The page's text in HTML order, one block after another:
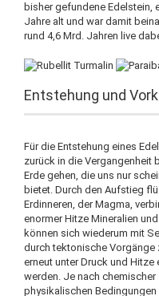
bisher gefundene Edelstein,
Jahre alt und war damit
rund 4,6 Mrd. Jahren live
Entstehung und
Für die Entstehung eines
zurück in die Vergangenheit
Erde gehen, die uns nur
bietet. Durch den Aufstieg
Erdinneren, der Magma,
enormer Hitze Mineralien
können sich wiederum mit
durch tektonische Vorgänge
erneut unter Druck und
werden. Je nach
physikalischen